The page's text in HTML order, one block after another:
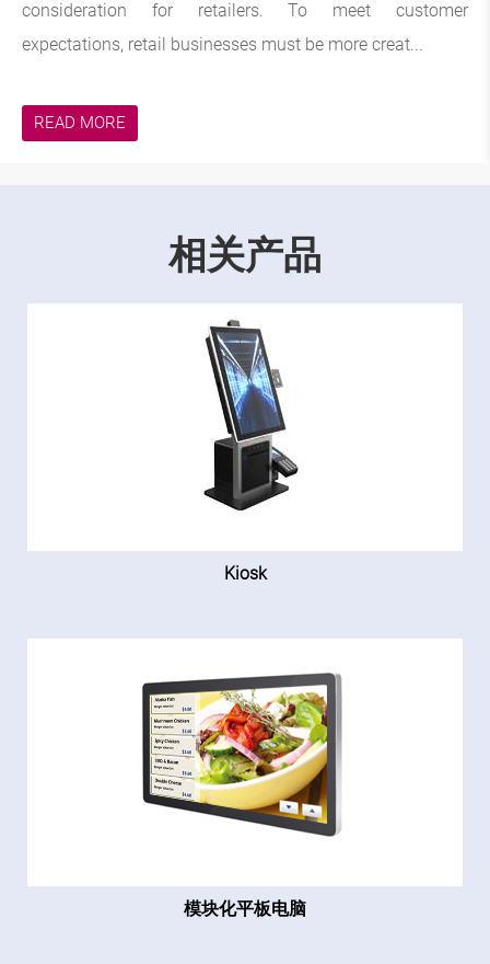
consideration for retailers. To meet customer
expectations, retail businesses must be more creat...
READ MORE
相关产品
Kiosk
模块化平板电脑